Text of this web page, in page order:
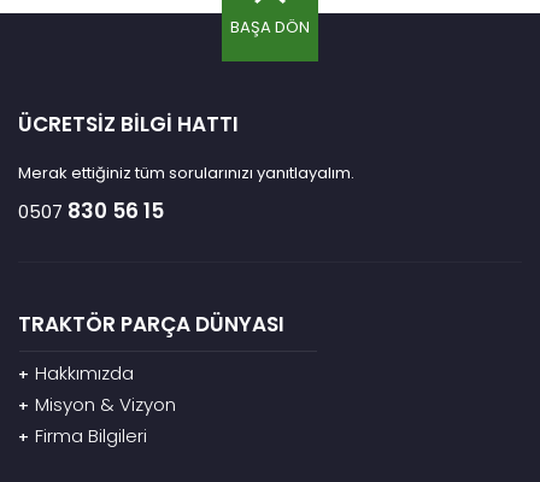
BAŞA DÖN
ÜCRETSİZ BİLGİ HATTI
Merak ettiğiniz tüm sorularınızı yanıtlayalım.
0507 830 56 15
TRAKTÖR PARÇA DÜNYASI
+ Hakkımızda
+ Misyon & Vizyon
+ Firma Bilgileri